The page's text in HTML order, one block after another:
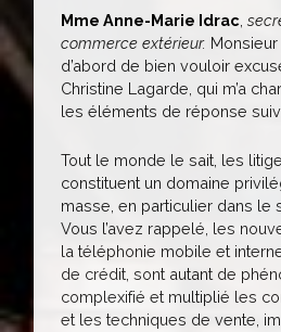
Mme Anne-Marie Idrac
commerce extérieur.
d’abord de bien vouloir
Christine Lagarde, qui m’a
les éléments de réponse
Tout le monde le sait, les
constituent un domaine
masse, en particulier dans le
Vous l’avez rappelé, les
la téléphonie mobile et
de crédit, sont autant de
complexifié et multiplié les
et les techniques de vente,